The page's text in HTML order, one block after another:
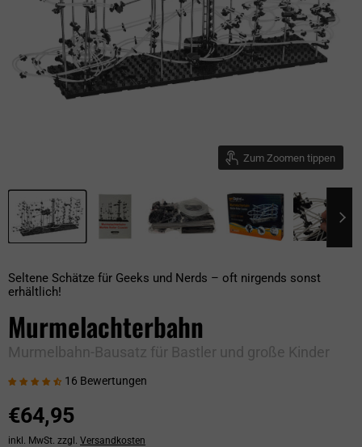
Zum Zoomen tippen
Seltene Schätze für Geeks und Nerds – oft nirgends sonst
erhältlich!
Murmelachterbahn
Murmelbahn-Bausatz für Bastler und große Kinder
16 Bewertungen
€64,95
inkl. MwSt. zzgl. Versandkosten